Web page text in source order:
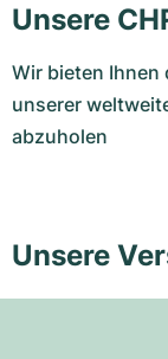
Unsere
Wir bieten Ihnen
unserer
abzuholen
Unsere